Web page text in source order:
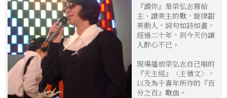
『讀你』是梁弘志寫給
主、讚美主的歌，旋律甜
美動人，詞句如詩如畫，
經過二十年，到今天仍讓
人醉心不已。
現場播放梁弘志自己唱的
『天主經』〈主禱文〉，
以及為千喜年所作的『百
分之百』歌曲。